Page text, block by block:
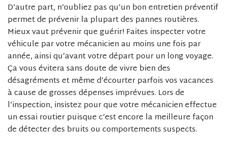
D’autre part, n’oubliez pas qu’un bon entretien préventif
permet de prévenir la plupart des pannes routières.
Mieux vaut prévenir que guérir! Faites inspecter votre
véhicule par votre mécanicien au moins une fois par
année, ainsi qu’avant votre départ pour un long voyage.
Ça vous évitera sans doute de vivre bien des
désagréments et même d’écourter parfois vos vacances
à cause de grosses dépenses imprévues. Lors de
l’inspection, insistez pour que votre mécanicien effectue
un essai routier puisque c’est encore la meilleure façon
de détecter des bruits ou comportements suspects.